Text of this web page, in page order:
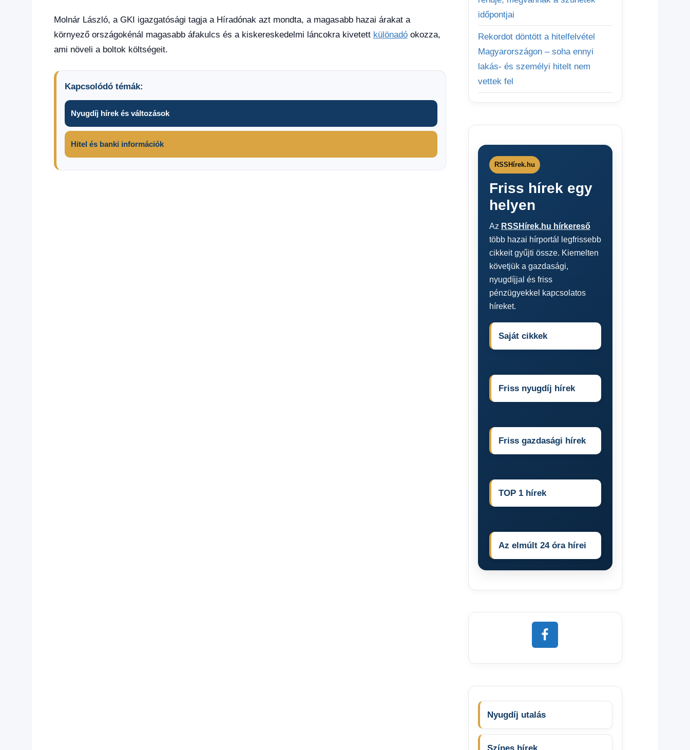
Molnár László, a GKI igazgatósági tagja a Híradónak azt mondta, a magasabb hazai árakat a
környező országokénál magasabb áfakulcs és a kiskereskedelmi láncokra kivetett különadóokozza,
ami növeli a boltok költségeit.
Kapcsolódó témák:
Nyugdíj hírek és változások
Hitel és banki információk
időpontjai
Rekordot döntött a hitelfelvétel
Magyarországon – soha ennyi
lakás- és személyi hitelt nem
vettek fel
RSSHírek.hu
Friss hírek egy
helyen
Az RSSHírek.hu hírkereső
több hazai hírportál legfrissebb
cikkeit gyűjti össze. Kiemelten
követjük a gazdasági,
nyugdíjjal és friss
pénzügyekkel kapcsolatos
híreket.
Saját cikkek
Friss nyugdíj hírek
Friss gazdasági hírek
TOP 1 hírek
Az elmúlt 24 óra hírei
Nyugdíj utalás
Színes hírek